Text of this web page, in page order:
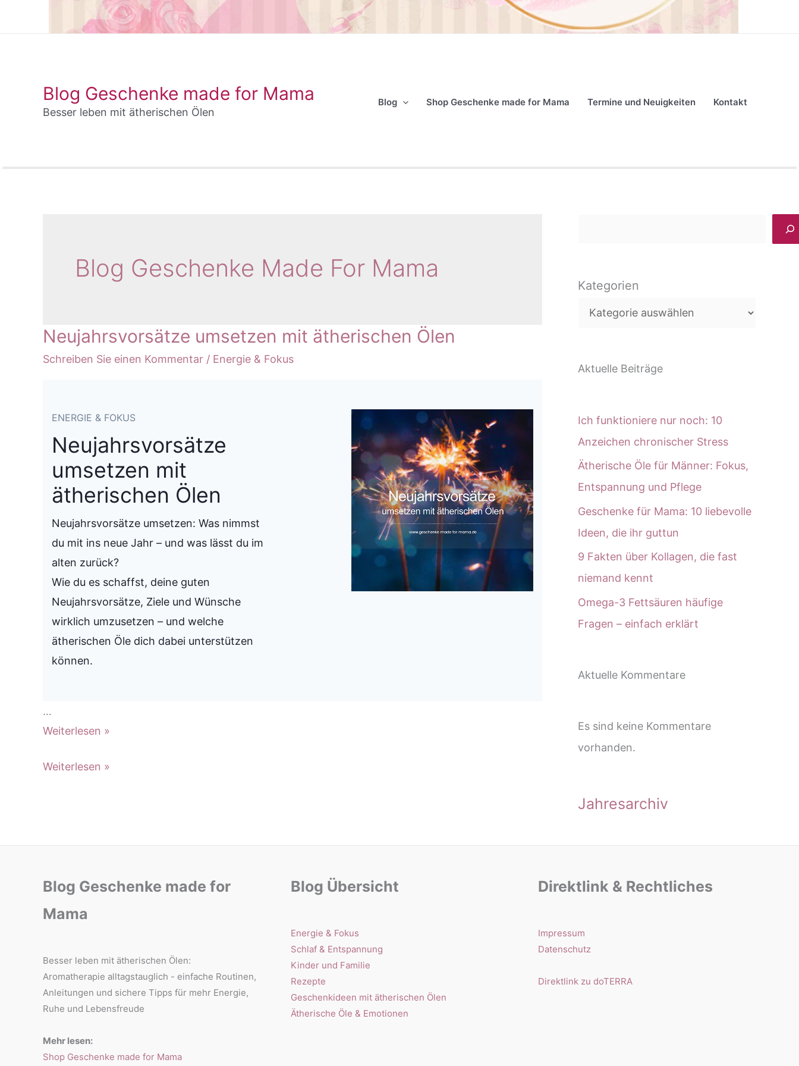
Blog Geschenke made for Mama
Besser leben mit ätherischen Ölen
Blog Shop Geschenke made for Mama Termine und Neuigkeiten Kontakt
Blog Geschenke Made For Mama
Neujahrsvorsätze umsetzen mit ätherischen Ölen
Schreiben Sie einen Kommentar / Energie & Fokus
ENERGIE & FOKUS
Neujahrsvorsätze
umsetzen mit
ätherischen Ölen
Neujahrsvorsätze umsetzen: Was nimmst
du mit ins neue Jahr – und was lässt du im
alten zurück?
Wie du es schaffst, deine guten
Neujahrsvorsätze, Ziele und Wünsche
wirklich umzusetzen – und welche
ätherischen Öle dich dabei unterstützen
können.
…
Neujahrsvorsätze
mit
Weiterlesen »
Neujahrsvorsätze
Ölen
Weiterlesen »
h
Kategorien
Aktuelle Beiträge
Ich funktioniere nur noch: 10
Anzeichen chronischer Stress
Ätherische Öle für Männer: Fokus,
Entspannung und Pflege
Geschenke für Mama: 10 liebevolle
Ideen, die ihr guttun
9 Fakten über Kollagen, die fast
niemand kennt
Omega-3 Fettsäuren häufige
Fragen – einfach erklärt
Aktuelle Kommentare
Es sind keine Kommentare
vorhanden.
Jahresarchiv
Blog Geschenke made for
Mama
Besser leben mit ätherischen Ölen:
Aromatherapie alltagstauglich - einfache Routinen,
Anleitungen und sichere Tipps für mehr Energie,
Ruhe und Lebensfreude
Mehr lesen:
Shop Geschenke made for Mama
Blog Übersicht
Energie & Fokus
Schlaf & Entspannung
Kinder und Familie
Rezepte
Geschenkideen mit ätherischen Ölen
Ätherische Öle & Emotionen
Direktlink & Rechtliches
Impressum
Datenschutz
Direktlink zu doTERRA